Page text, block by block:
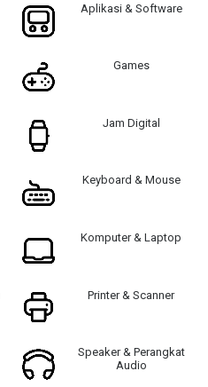
Aplikasi & Software
Games
Jam Digital
Keyboard & Mouse
Komputer & Laptop
Printer & Scanner
Speaker & Perangkat
Audio